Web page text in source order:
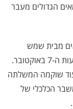
הגדולים מעבר
מבית שמש
, אשר הוכרעה והושמדה במאורעות ה-7 באוקטובר.
שוקמה המשלתה
הכלכלי של